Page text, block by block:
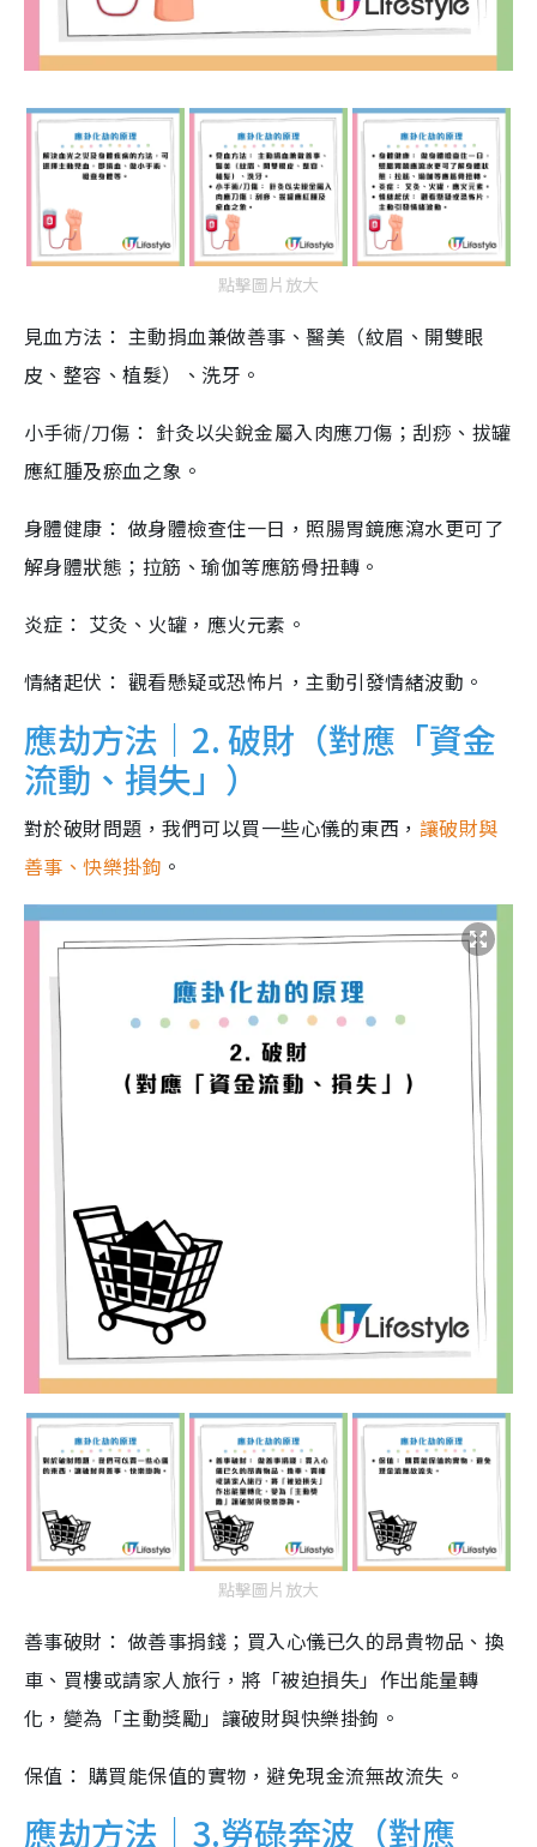
點擊圖片放大
見血方法： 主動捐血兼做善事、醫美（紋眉、開雙眼
皮、整容、植髮）、洗牙。
小手術/刀傷： 針灸以尖銳金屬入肉應刀傷；刮痧、拔罐
應紅腫及瘀血之象。
身體健康： 做身體檢查住一日，照腸胃鏡應瀉水更可了
解身體狀態；拉筋、瑜伽等應筋骨扭轉。
炎症： 艾灸、火罐，應火元素。
情緒起伏： 觀看懸疑或恐怖片，主動引發情緒波動。
應劫方法｜2. 破財（對應「資金
流動、損失」）
對於破財問題，我們可以買一些心儀的東西， 讓破財與
善事、快樂掛鉤 。
點擊圖片放大
善事破財： 做善事捐錢；買入心儀已久的昂貴物品、換
車、買樓或請家人旅行，將「被迫損失」作出能量轉
化，變為「主動獎勵」讓破財與快樂掛鉤。
保值： 購買能保值的實物，避免現金流無故流失。
應劫方法｜3.勞碌奔波（對應